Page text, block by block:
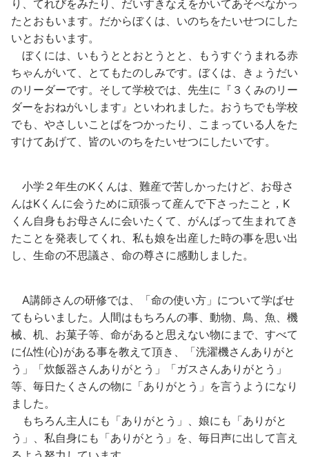
り、てれびをみたり、だいすきなえをかいてあそべなかっ
たとおもいます。だからぼくは、いのちをたいせつにした
いとおもいます。
ぼくには、いもうととおとうとと、もうすぐうまれる赤
ちゃんがいて、とてもたのしみです。ぼくは、きょうだい
のリーダーです。そして学校では、先生に『３くみのリー
ダーをおねがいします』といわれました。おうちでも学校
でも、やさしいことばをつかったり、こまっている人をた
すけてあげて、皆のいのちをたいせつにしたいです。
小学２年生のKくんは、難産で苦しかったけど、お母さ
んはKくんに会うために頑張って産んで下さったこと，K
くん自身もお母さんに会いたくて、がんばって生まれてき
たことを発表してくれ、私も娘を出産した時の事を思い出
し、生命の不思議さ、命の尊さに感動しました。
A講師さんの研修では、「命の使い方」について学ばせ
てもらいました。人間はもちろんの事、動物、鳥、魚、機
械、机、お菓子等、命があると思えない物にまで、すべて
に仏性(心)がある事を教えて頂き、「洗濯機さんありがと
う」「炊飯器さんありがとう」「ガスさんありがとう」
等、毎日たくさんの物に「ありがとう」を言うようになり
ました。
もちろん主人にも「ありがとう」、娘にも「ありがと
う」、私自身にも「ありがとう」を、毎日声に出して言え